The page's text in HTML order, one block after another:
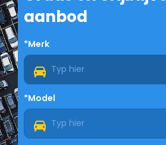
aanbod
*Merk
*Model